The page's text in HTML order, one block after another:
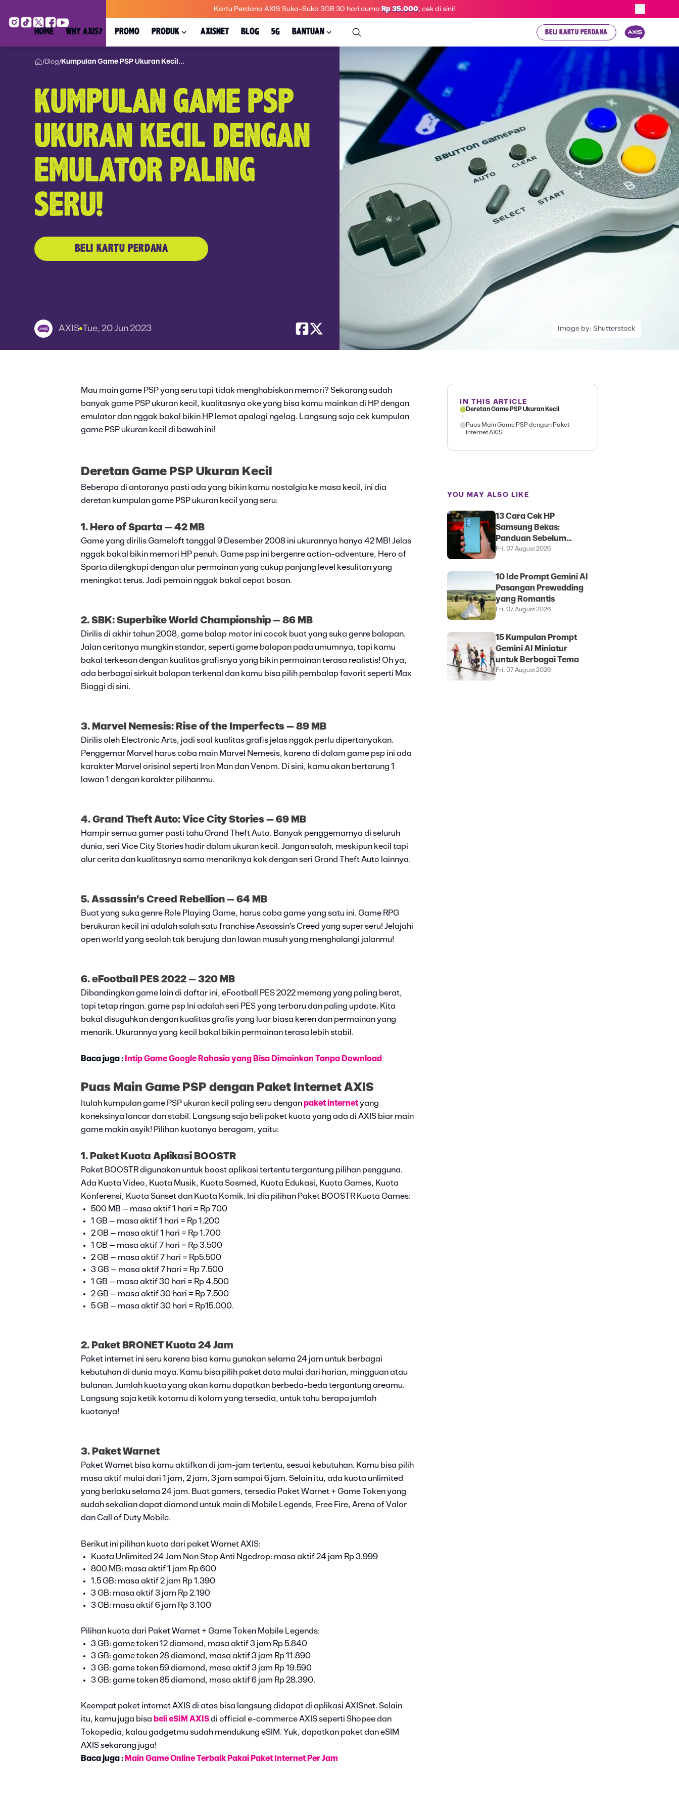
Kartu Perdana AXIS Suka-Suka 3GB 30 hari cuma Rp 35.000, cek di sini!
HOME WHY AXIS? PROMO PRODUK AXISNET BLOG 5G BANTUAN BELI KARTU PERDANA
/Blog/Kumpulan Game PSP Ukuran Kecil...
KUMPULAN GAME PSP
UKURAN KECIL DENGAN
EMULATOR PALING
SERU!
BELI KARTU PERDANA
AXIS Tue, 20 Jun 2023 Image by: Shutterstock
Mau main game PSP yang seru tapi tidak menghabiskan memori? Sekarang sudah
banyak game PSP ukuran kecil, kualitasnya oke yang bisa kamu mainkan di HP dengan
emulator dan nggak bakal bikin HP lemot apalagi ngelag. Langsung saja cek kumpulan
game PSP ukuran kecil di bawah ini!
Deretan Game PSP Ukuran Kecil
Beberapa di antaranya pasti ada yang bikin kamu nostalgia ke masa kecil, ini dia
deretan kumpulan game PSP ukuran kecil yang seru:
1. Hero of Sparta – 42 MB
Game yang dirilis Gameloft tanggal 9 Desember 2008 ini ukurannya hanya 42 MB! Jelas
nggak bakal bikin memori HP penuh. Game psp ini bergenre action-adventure, Hero of
Sparta dilengkapi dengan alur permainan yang cukup panjang level kesulitan yang
meningkat terus. Jadi pemain nggak bakal cepat bosan.
2. SBK: Superbike World Championship – 86 MB
Dirilis di akhir tahun 2008, game balap motor ini cocok buat yang suka genre balapan.
Jalan ceritanya mungkin standar, seperti game balapan pada umumnya, tapi kamu
bakal terkesan dengan kualitas grafisnya yang bikin permainan terasa realistis! Oh ya,
ada berbagai sirkuit balapan terkenal dan kamu bisa pilih pembalap favorit seperti Max
Biaggi di sini.
3. Marvel Nemesis: Rise of the Imperfects – 89 MB
Dirilis oleh Electronic Arts, jadi soal kualitas grafis jelas nggak perlu dipertanyakan.
Penggemar Marvel harus coba main Marvel Nemesis, karena di dalam game psp ini ada
karakter Marvel orisinal seperti Iron Man dan Venom. Di sini, kamu akan bertarung 1
lawan 1 dengan karakter pilihanmu.
4. Grand Theft Auto: Vice City Stories – 69 MB
Hampir semua gamer pasti tahu Grand Theft Auto. Banyak penggemarnya di seluruh
dunia, seri Vice City Stories hadir dalam ukuran kecil. Jangan salah, meskipun kecil tapi
alur cerita dan kualitasnya sama menariknya kok dengan seri Grand Theft Auto lainnya.
5. Assassin’s Creed Rebellion – 64 MB
Buat yang suka genre Role Playing Game, harus coba game yang satu ini. Game RPG
berukuran kecil ini adalah salah satu franchise Assassin’s Creed yang super seru! Jelajahi
open world yang seolah tak berujung dan lawan musuh yang menghalangi jalanmu!
6. eFootball PES 2022 – 320 MB
Dibandingkan game lain di daftar ini, eFootball PES 2022 memang yang paling berat,
tapi tetap ringan. game psp Ini adalah seri PES yang terbaru dan paling update. Kita
bakal disuguhkan dengan kualitas grafis yang luar biasa keren dan permainan yang
menarik. Ukurannya yang kecil bakal bikin permainan terasa lebih stabil.
Baca juga : Intip Game Google Rahasia yang Bisa Dimainkan Tanpa Download
Puas Main Game PSP dengan Paket Internet AXIS
Itulah kumpulan game PSP ukuran kecil paling seru denganpaket internetyang
koneksinya lancar dan stabil. Langsung saja beli paket kuota yang ada di AXIS biar main
game makin asyik! Pilihan kuotanya beragam, yaitu:
1. Paket Kuota Aplikasi BOOSTR
Paket BOOSTR digunakan untuk boost aplikasi tertentu tergantung pilihan pengguna.
Ada Kuota Video, Kuota Musik, Kuota Sosmed, Kuota Edukasi, Kuota Games, Kuota
Konferensi, Kuota Sunset dan Kuota Komik. Ini dia pilihan Paket BOOSTR Kuota Games:
500 MB – masa aktif 1 hari = Rp 700
1 GB – masa aktif 1 hari = Rp 1.200
2 GB – masa aktif 1 hari = Rp 1.700
1 GB – masa aktif 7 hari = Rp 3.500
2 GB – masa aktif 7 hari = Rp5.500
3 GB – masa aktif 7 hari = Rp 7.500
1 GB – masa aktif 30 hari = Rp 4.500
2 GB – masa aktif 30 hari = Rp 7.500
5 GB – masa aktif 30 hari = Rp15.000.
2. Paket BRONET Kuota 24 Jam
Paket internet ini seru karena bisa kamu gunakan selama 24 jam untuk berbagai
kebutuhan di dunia maya. Kamu bisa pilih paket data mulai dari harian, mingguan atau
bulanan. Jumlah kuota yang akan kamu dapatkan berbeda-beda tergantung areamu.
Langsung saja ketik kotamu di kolom yang tersedia, untuk tahu berapa jumlah
kuotanya!
3. Paket Warnet
Paket Warnet bisa kamu aktifkan di jam-jam tertentu, sesuai kebutuhan. Kamu bisa pilih
masa aktif mulai dari 1 jam, 2 jam, 3 jam sampai 6 jam. Selain itu, ada kuota unlimited
yang berlaku selama 24 jam. Buat gamers, tersedia Paket Warnet + Game Token yang
sudah sekalian dapat diamond untuk main di Mobile Legends, Free Fire, Arena of Valor
dan Call of Duty Mobile.
Berikut ini pilihan kuota dari paket Warnet AXIS:
Kuota Unlimited 24 Jam Non Stop Anti Ngedrop: masa aktif 24 jam Rp 3.999
800 MB: masa aktif 1 jam Rp 600
1.5 GB: masa aktif 2 jam Rp 1.390
3 GB: masa aktif 3 jam Rp 2.190
3 GB: masa aktif 6 jam Rp 3.100
Pilihan kuota dari Paket Warnet + Game Token Mobile Legends:
3 GB: game token 12 diamond, masa aktif 3 jam Rp 5.840
3 GB: game token 28 diamond, masa aktif 3 jam Rp 11.890
3 GB: game token 59 diamond, masa aktif 3 jam Rp 19.590
3 GB: game token 85 diamond, masa aktif 6 jam Rp 28.390.
Keempat paket internet AXIS di atas bisa langsung didapat di aplikasi AXISnet. Selain
itu, kamu juga bisa beli eSIM AXISdi official e-commerce AXIS seperti Shopee dan
Tokopedia, kalau gadgetmu sudah mendukung eSIM. Yuk, dapatkan paket dan eSIM
AXIS sekarang juga!
Baca juga : Main Game Online Terbaik Pakai Paket Internet Per Jam
IN THIS ARTICLE
Deretan Game PSP Ukuran Kecil
Puas Main Game PSP dengan Paket
Internet AXIS
YOU MAY ALSO LIKE
13 Cara Cek HP
Samsung Bekas:
Panduan Sebelum
Membeli
Fri, 07 August 2026
10 Ide Prompt Gemini AI
Pasangan Prewedding
yang Romantis
Fri, 07 August 2026
15 Kumpulan Prompt
Gemini AI Miniatur
untuk Berbagai Tema
Fri, 07 August 2026